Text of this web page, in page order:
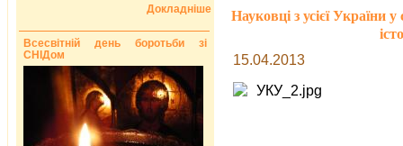
Науковці з усієї
15.04.2013
Докладніше
Всесвітній день боротьби зі
СНІДом